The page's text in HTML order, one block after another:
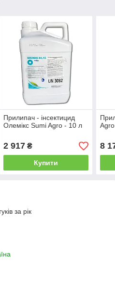
Прилипач - інсектицид
Олемікс Sumi Agro - 10 л
2 917₴
Купити
8
за рік